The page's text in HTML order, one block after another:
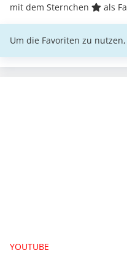
mit dem Sternchen
als
Um die Favoriten zu nutzen,
YOUTUBE